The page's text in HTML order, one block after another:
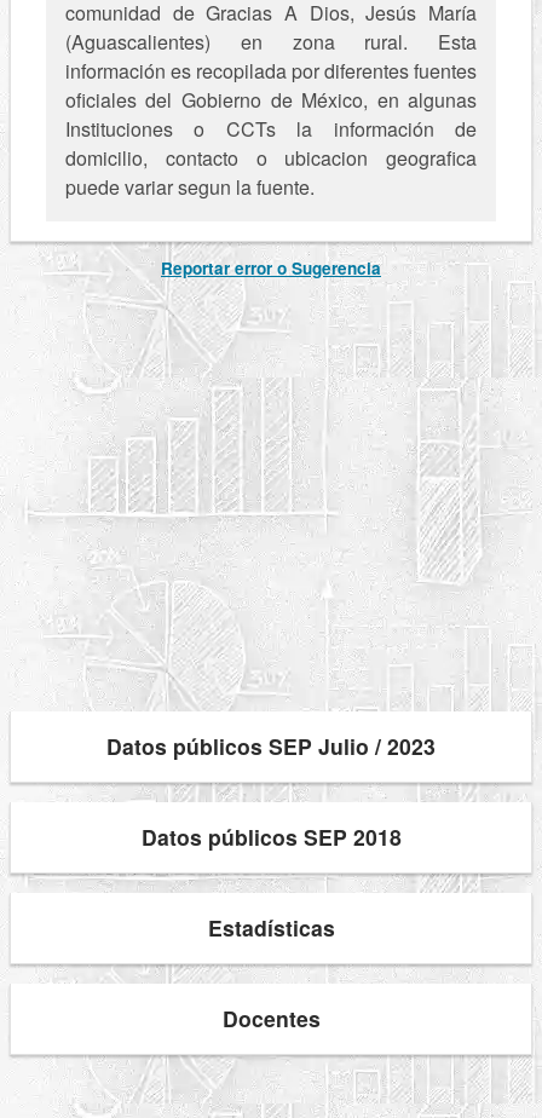
comunidad de Gracias A Dios, Jesús María
(Aguascalientes) en zona rural. Esta
información es recopilada por diferentes fuentes
oficiales del Gobierno de México, en algunas
Instituciones o CCTs la información de
domicilio, contacto o ubicacion geografica
puede variar segun la fuente.
Reportar error o Sugerencia
Datos públicos SEP Julio / 2023
Datos públicos SEP 2018
Estadísticas
Docentes